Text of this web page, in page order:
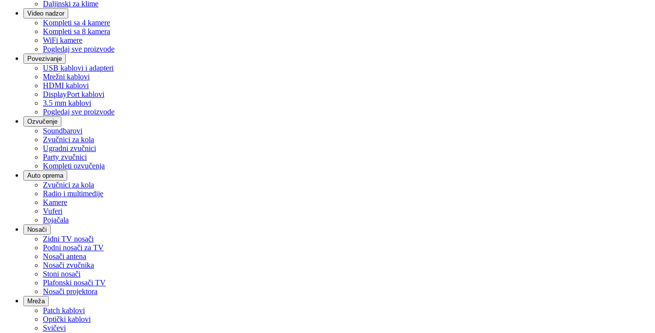
Daljinski za klime
Video nadzor
Kompleti sa 4 kamere
Kompleti sa 8 kamera
WiFi kamere
Pogledaj sve proizvode
Povezivanje
USB kablovi i adapteri
Mrežni kablovi
HDMI kablovi
DisplayPort kablovi
3.5 mm kablovi
Pogledaj sve proizvode
Ozvučenje
Soundbarovi
Zvučnici za kola
Ugradni zvučnici
Party zvučnici
Kompleti ozvučenja
Auto oprema
Zvučnici za kola
Radio i multimedije
Kamere
Vuferi
Pojačala
Nosači
Zidni TV nosači
Podni nosači za TV
Nosači antena
Nosači zvučnika
Stoni nosači
Plafonski nosači TV
Nosači projektora
Mreža
Patch kablovi
Optički kablovi
Svičevi